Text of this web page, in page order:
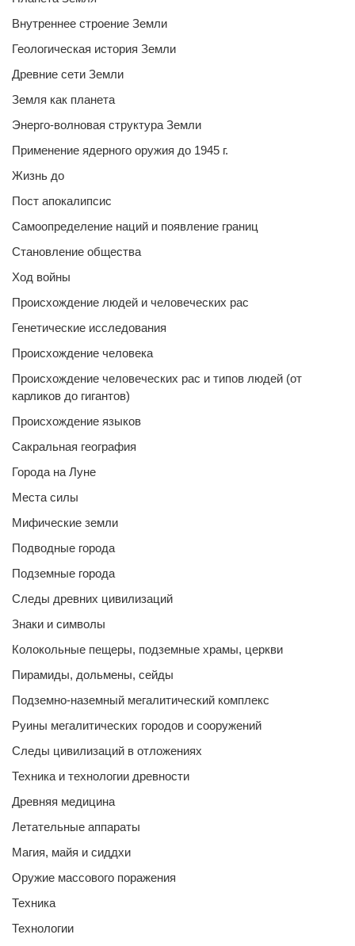
Внутреннее строение Земли
Геологическая история Земли
Древние сети Земли
Земля как планета
Энерго-волновая структура Земли
Применение ядерного оружия до 1945 г.
Жизнь до
Пост апокалипсис
Самоопределение наций и появление границ
Становление общества
Ход войны
Происхождение людей и человеческих рас
Генетические исследования
Происхождение человека
Происхождение человеческих рас и типов людей (от
карликов до гигантов)
Происхождение языков
Сакральная география
Города на Луне
Места силы
Мифические земли
Подводные города
Подземные города
Следы древних цивилизаций
Знаки и символы
Колокольные пещеры, подземные храмы, церкви
Пирамиды, дольмены, сейды
Подземно-наземный мегалитический комплекс
Руины мегалитических городов и сооружений
Следы цивилизаций в отложениях
Техника и технологии древности
Древняя медицина
Летательные аппараты
Магия, майя и сиддхи
Оружие массового поражения
Техника
Технологии